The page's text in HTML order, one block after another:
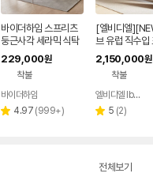
바이더하임 스프리츠
둥근사각 세라믹 식탁
베이지 4인용 테이블
포세린 1400
229,000원
착불
바이더하임
별 4.97 리
(999+)
[엘비디엘
브 유럽 직수입
세라믹식탁
블 1400 월넛
2,150,000원
착불
엘비디엘 lbdl
별 5 리
(2)
전체보기